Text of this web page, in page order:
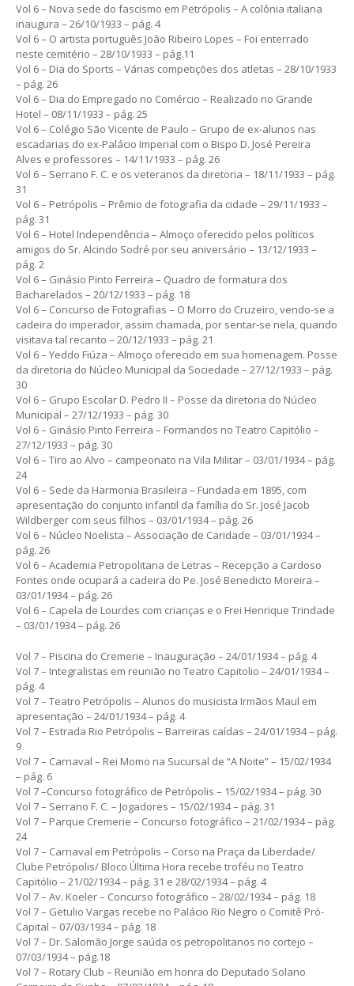
Vol 6 – Nova sede do fascismo em Petrópolis – A colônia italiana
inaugura – 26/10/1933 – pág. 4
Vol 6 – O artista português João Ribeiro Lopes – Foi enterrado
neste cemitério – 28/10/1933 – pág.11
Vol 6 – Dia do Sports – Várias competições dos atletas – 28/10/1933
– pág. 26
Vol 6 – Dia do Empregado no Comércio – Realizado no Grande
Hotel – 08/11/1933 – pág. 25
Vol 6 – Colégio São Vicente de Paulo – Grupo de ex-alunos nas
escadarias do ex-Palácio Imperial com o Bispo D. José Pereira
Alves e professores – 14/11/1933 – pág. 26
Vol 6 – Serrano F. C. e os veteranos da diretoria – 18/11/1933 – pág.
31
Vol 6 – Petrópolis – Prêmio de fotografia da cidade – 29/11/1933 –
pág. 31
Vol 6 – Hotel Independência – Almoço oferecido pelos políticos
amigos do Sr. Alcindo Sodré por seu aniversário – 13/12/1933 –
pág. 2
Vol 6 – Ginásio Pinto Ferreira – Quadro de formatura dos
Bacharelados – 20/12/1933 – pág. 18
Vol 6 – Concurso de Fotografias – O Morro do Cruzeiro, vendo-se a
cadeira do imperador, assim chamada, por sentar-se nela, quando
visitava tal recanto – 20/12/1933 – pág. 21
Vol 6 – Yeddo Fiúza – Almoço oferecido em sua homenagem. Posse
da diretoria do Núcleo Municipal da Sociedade – 27/12/1933 – pág.
30
Vol 6 – Grupo Escolar D. Pedro II – Posse da diretoria do Núcleo
Municipal – 27/12/1933 – pág. 30
Vol 6 – Ginásio Pinto Ferreira – Formandos no Teatro Capitólio –
27/12/1933 – pág. 30
Vol 6 – Tiro ao Alvo – campeonato na Vila Militar – 03/01/1934 – pág.
24
Vol 6 – Sede da Harmonia Brasileira – Fundada em 1895, com
apresentação do conjunto infantil da família do Sr. José Jacob
Wildberger com seus filhos – 03/01/1934 – pág. 26
Vol 6 – Núcleo Noelista – Associação de Caridade – 03/01/1934 –
pág. 26
Vol 6 – Academia Petropolitana de Letras – Recepção a Cardoso
Fontes onde ocupará a cadeira do Pe. José Benedicto Moreira –
03/01/1934 – pág. 26
Vol 6 – Capela de Lourdes com crianças e o Frei Henrique Trindade
– 03/01/1934 – pág. 26
Vol 7 – Piscina do Cremerie – Inauguração – 24/01/1934 – pág. 4
Vol 7 – Integralistas em reunião no Teatro Capitolio – 24/01/1934 –
pág. 4
Vol 7 – Teatro Petrópolis – Alunos do musicista Irmãos Maul em
apresentação – 24/01/1934 – pág. 4
Vol 7 – Estrada Rio Petrópolis – Barreiras caídas – 24/01/1934 – pág.
9
Vol 7 – Carnaval – Rei Momo na Sucursal de “A Noite” – 15/02/1934
– pág. 6
Vol 7 –Concurso fotográfico de Petrópolis – 15/02/1934 – pág. 30
Vol 7 – Serrano F. C. – Jogadores – 15/02/1934 – pág. 31
Vol 7 – Parque Cremerie – Concurso fotográfico – 21/02/1934 – pág.
24
Vol 7 – Carnaval em Petrópolis – Corso na Praça da Liberdade/
Clube Petrópolis/ Bloco Última Hora recebe troféu no Teatro
Capitólio – 21/02/1934 – pág. 31 e 28/02/1934 – pág. 4
Vol 7 – Av. Koeler – Concurso fotográfico – 28/02/1934 – pág. 18
Vol 7 – Getulio Vargas recebe no Palácio Rio Negro o Comitê Pró-
Capital – 07/03/1934 – pág. 18
Vol 7 – Dr. Salomão Jorge saúda os petropolitanos no cortejo –
07/03/1934 – pág.18
Vol 7 – Rotary Club – Reunião em honra do Deputado Solano